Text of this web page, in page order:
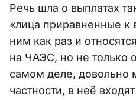
Речь шла о выплатах
«лица приравненные
ним как раз и
на ЧАЭС, но не только
самом деле, довольно
частности, в неё